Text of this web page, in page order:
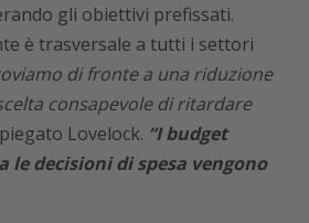
gli obiettivi prefissati.
è trasversale a tutti i settori
di fronte a una riduzione
consapevole di ritardare
Lovelock. “I budget
le decisioni di spesa vengono